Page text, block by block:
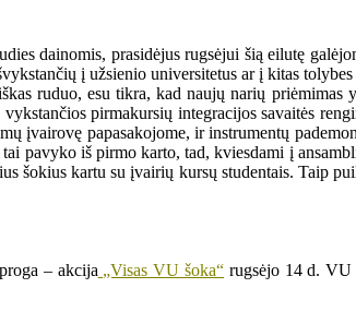
dainomis, prasidėjus rugsėjui šią eilutę
į užsienio universitetus ar į kitas
ruduo, esu tikra, kad naujų narių priėmimas
pirmakursių integracijos savaitės
įvairovę papasakojome, ir instrumentų
pavyko iš pirmo karto, tad, kviesdami į
šokius kartu su įvairių kursų studentais. Taip
– akcija „Visas VU šoka“ rugsėjo 14 d.